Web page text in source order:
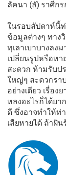
ลัคนา (ลั) ราศีกร
ในรอบสัปดาห์นี้
ข้อมูลต่างๆ ทาง
ทุเลาเบาบางล
เปลี่ยนรูปหรือหา
สะดวก ห้ามรับป
ใหญ่ๆ สะดวกรา
อย่างเดียว เรื่อ
หลงอะไรก็ได้ย
ดี ซึ่งอาจทำให้ท่
เสียหายได้ ถ้าฝัน